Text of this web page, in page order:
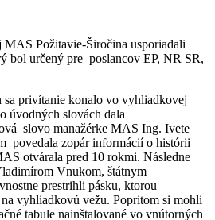
MAS Požitavie-Širočina usporiadali
bol určený pre poslancov EP, NR SR,
sa privítanie konalo vo vyhliadkovej
úvodných slovách dala
slovo manažérke MAS Ing. Ivete
povedala zopár informácií o histórii
otvárala pred 10 rokmi. Následne
Vnukom, štátnym
prestrihli pásku, ktorou
vyhliadkovú vežu. Popritom si mohli
tabule nainštalované vo vnútorných